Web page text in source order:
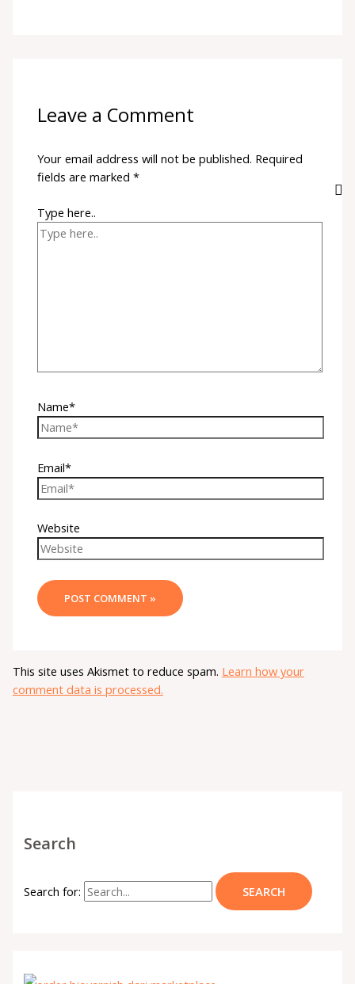
Leave a Comment
Your email address will not be published. Required
fields are marked*
Type here..
Name*
Email*
Website
This site uses Akismet to reduce spam. Learn how your
comment data is processed.
Search
Search for: